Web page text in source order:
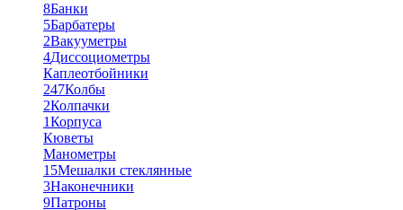
8Банки
5Барбатеры
2Вакууметры
4Диссоциометры
Каплеотбойники
247Колбы
2Колпачки
1Корпуса
Кюветы
Манометры
15Мешалки стеклянные
3Наконечники
9Патроны